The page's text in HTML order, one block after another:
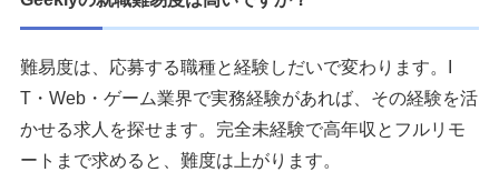
難易度は、応募する職種と経験しだいで変わります。I
T・Web・ゲーム業界で実務経験があれば、その経験を活
かせる求人を探せます。完全未経験で高年収とフルリモ
ートまで求めると、難度は上がります。